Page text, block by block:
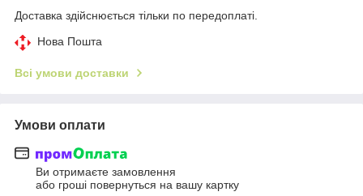
Доставка здійснюється тільки по передоплаті.
Нова Пошта
Всі умови доставки
Умови оплати
Ви отримаєте замовлення
або гроші повернуться на вашу картку